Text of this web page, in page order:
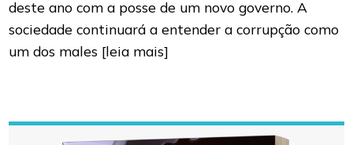
deste ano com a posse de um novo governo. A
sociedade continuará a entender a corrupção como
um dos males [leia mais]